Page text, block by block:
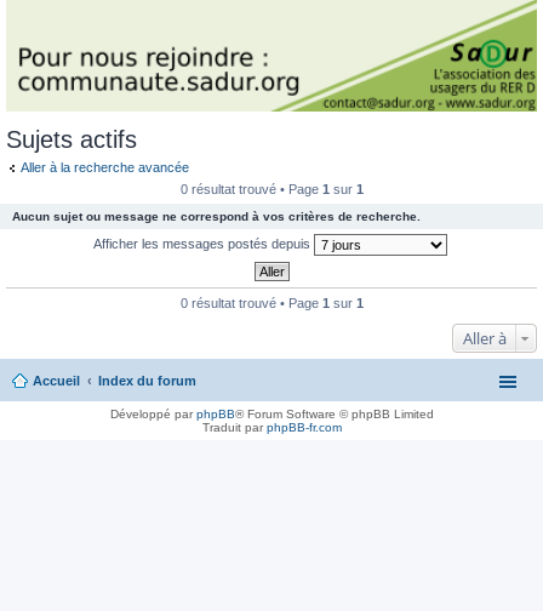
Sujets actifs
Aller à la recherche avancée
0 résultat trouvé • Page 1 sur 1
Aucun sujet ou message ne correspond à vos critères de recherche.
Afficher les messages postés depuis
0 résultat trouvé • Page 1 sur 1
Aller à
Accueil Index du forum
Développé parphpBB® Forum Software © phpBB Limited
Traduit parphpBB-fr.com